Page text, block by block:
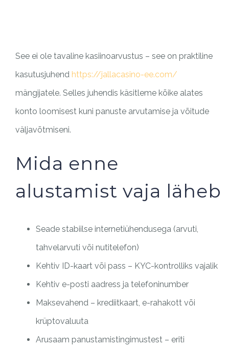
See ei ole tavaline kasiinoarvustus – see on praktiline
kasutusjuhend https://jallacasino-ee.com/
mängijatele. Selles juhendis käsitleme kõike alates
konto loomisest kuni panuste arvutamise ja võitude
väljavõtmiseni.
Mida enne
alustamist vaja läheb
Seade stabiilse internetiühendusega (arvuti,
tahvelarvuti või nutitelefon)
Kehtiv ID-kaart või pass – KYC-kontrolliks vajalik
Kehtiv e-posti aadress ja telefoninumber
Maksevahend – krediitkaart, e-rahakott või
krüptovaluuta
Arusaam panustamistingimustest – eriti